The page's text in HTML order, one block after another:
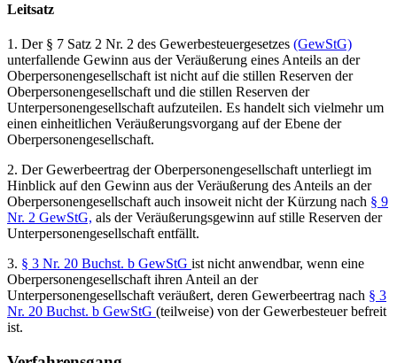
Leitsatz
1. Der § 7 Satz 2 Nr. 2 des Gewerbesteuergesetzes (GewStG)
unterfallende Gewinn aus der Veräußerung eines Anteils an der
Oberpersonengesellschaft ist nicht auf die stillen Reserven der
Oberpersonengesellschaft und die stillen Reserven der
Unterpersonengesellschaft aufzuteilen. Es handelt sich vielmehr um
einen einheitlichen Veräußerungsvorgang auf der Ebene der
Oberpersonengesellschaft.
2. Der Gewerbeertrag der Oberpersonengesellschaft unterliegt im
Hinblick auf den Gewinn aus der Veräußerung des Anteils an der
Oberpersonengesellschaft auch insoweit nicht der Kürzung nach § 9
Nr. 2 GewStG, als der Veräußerungsgewinn auf stille Reserven der
Unterpersonengesellschaft entfällt.
3. § 3 Nr. 20 Buchst. b GewStG ist nicht anwendbar, wenn eine
Oberpersonengesellschaft ihren Anteil an der
Unterpersonengesellschaft veräußert, deren Gewerbeertrag nach § 3
Nr. 20 Buchst. b GewStG (teilweise) von der Gewerbesteuer befreit
ist.